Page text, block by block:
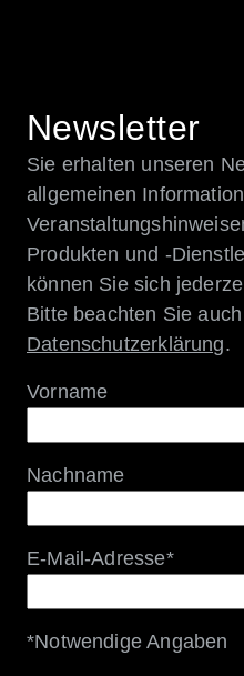
Newsletter
Sie erhalten unseren
allgemeinen
Produkten und -
können Sie sich
Bitte beachten Sie
Datenschutzerklärung.
Vorname
Nachname
E-Mail-Adresse*
*Notwendige Angaben